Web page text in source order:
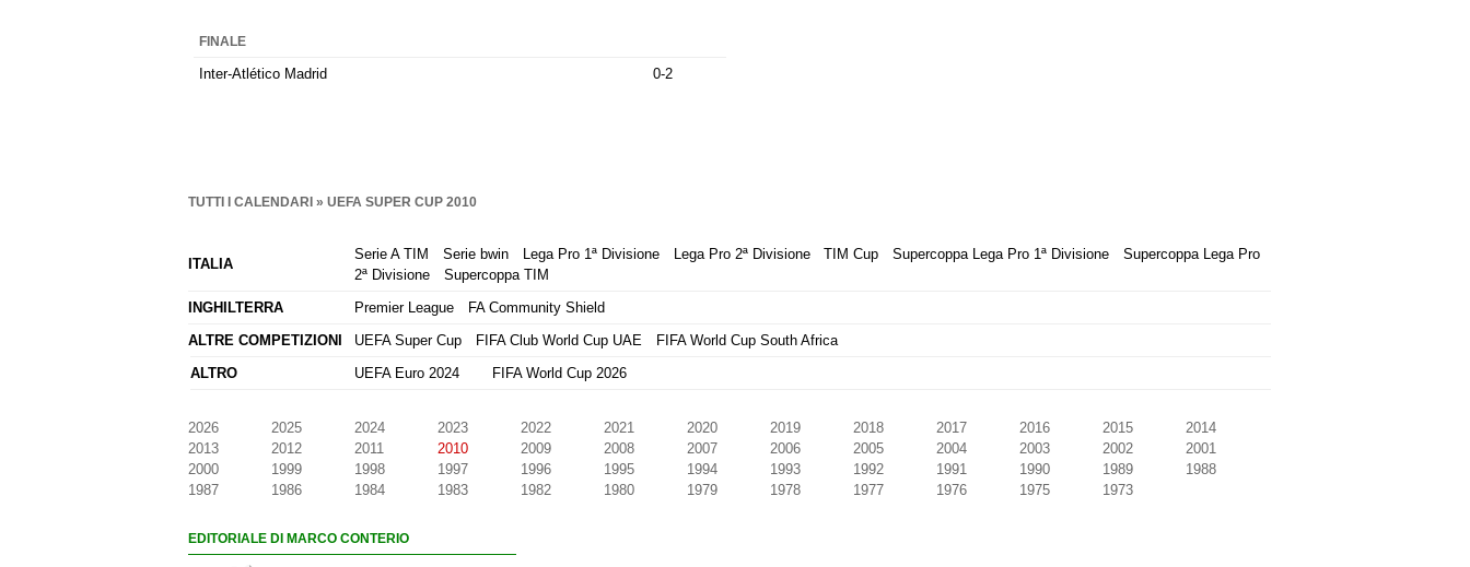
FINALE
Inter-Atlético Madrid 0-2
TUTTI I CALENDARI » UEFA SUPER CUP 2010
ITALIA
Serie A TIM Serie bwin Lega Pro 1ª Divisione Lega Pro 2ª Divisione TIM Cup Supercoppa Lega Pro 1ª Divisione
Supercoppa Lega Pro
2ª Divisione
Supercoppa TIM
INGHILTERRA
Premier League
FA Community Shield
ALTRE COMPETIZIONI
UEFA Super Cup FIFA Club World Cup UAE
FIFA World Cup South Africa
ALTRO
UEFA Euro 2024 FIFA World Cup 2026
2026 2025 2024 2023 2022 2021 2020 2019 2018 2017 2016 2015
2014
2013
2012 2011 2010 2009 2008 2007 2006 2005 2004 2003 2002
2001
2000
1999 1998 1997 1996 1995 1994 1993 1992 1991 1990 1989
1988
1987
1986 1984 1983 1982 1980 1979 1978 1977 1976 1975 1973
EDITORIALE DI MARCO CONTERIO